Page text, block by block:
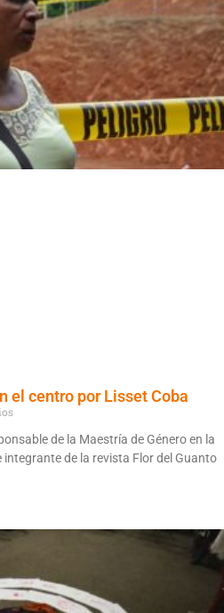
el centro por Lisset Coba
de la Maestría de Género en la
integrante de la revista Flor del Guanto